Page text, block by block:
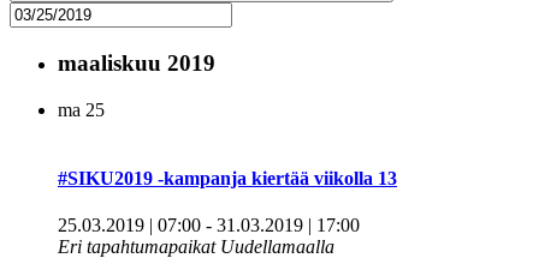
maaliskuu 2019
ma 25
#SIKU2019 -kampanja kiertää viikolla 13
25.03.2019 | 07:00 - 31.03.2019 | 17:00
Eri tapahtumapaikat Uudellamaalla